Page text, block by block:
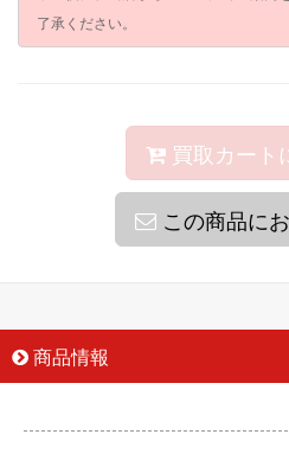
了承ください。
買取カート
この商品に
商品情報